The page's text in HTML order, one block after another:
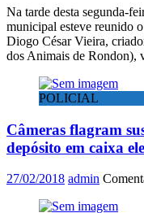
Na tarde desta segunda-
municipal esteve reunido
Diogo César Vieira,
dos Animais de Rondon),
POLICIAL
Câmeras flagram
depósito em caixa
27/02/2018 admin